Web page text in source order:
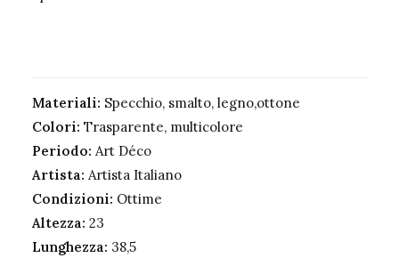
Materiali: Specchio, smalto, legno,ottone
Colori: Trasparente, multicolore
Periodo: Art Déco
Artista: Artista Italiano
Condizioni: Ottime
Altezza: 23
Lunghezza: 38,5